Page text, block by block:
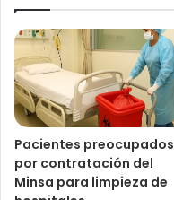
Pacientes preocupados
por contratación del
Minsa para limpieza de